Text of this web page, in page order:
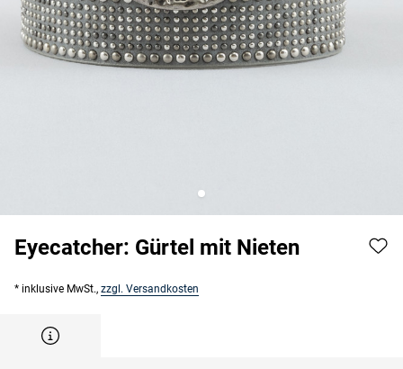
Eyecatcher: Gürtel mit Nieten
* inklusive MwSt., zzgl. Versandkosten